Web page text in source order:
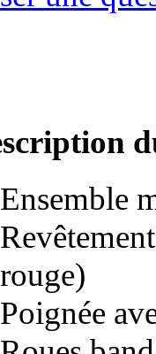
Ensemble
rouge)
Poignée